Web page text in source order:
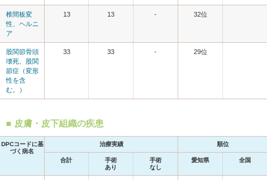
椎間板変
性、ヘルニ
ア
13 13 - 32位
股関節骨頭
壊死、股関
節症（変形
性を含
む。）
33 33 - 29位
皮膚・皮下組織の疾患
DPCコードに基
づく病名
治療実績 順位
合計
手術
あり
手術
なし
愛知県 全国